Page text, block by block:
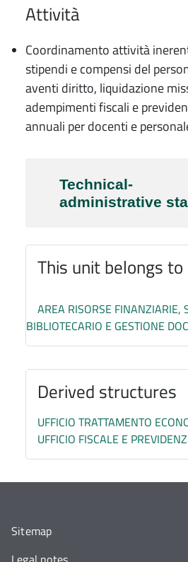
Attività
Coordinamento attività
stipendi e compensi del
aventi diritto, liquidazione
adempimenti fiscali e
annuali per docenti e
Technical-
administrative
This unit belongs to
AREA RISORSE FINANZIARIE,
BIBLIOTECARIO E GESTIONE
Derived structures
UFFICIO TRATTAMENTO
UFFICIO FISCALE E
Sitemap